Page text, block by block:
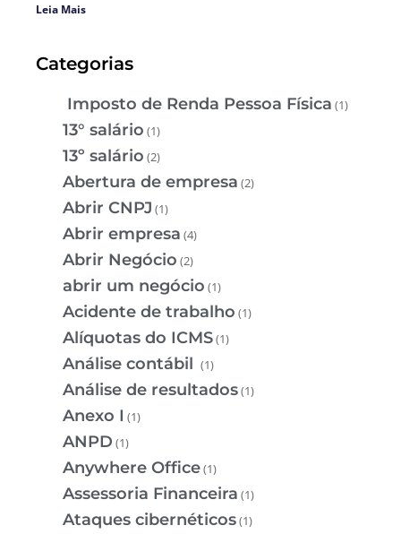
Leia Mais
Categorias
Imposto de Renda Pessoa Física (1)
13° salário (1)
13º salário (2)
Abertura de empresa (2)
Abrir CNPJ (1)
Abrir empresa (4)
Abrir Negócio (2)
abrir um negócio (1)
Acidente de trabalho (1)
Alíquotas do ICMS(1)
Análise contábil (1)
Análise de resultados(1)
Anexo I (1)
ANPD (1)
Anywhere Office(1)
Assessoria Financeira (1)
Ataques cibernéticos(1)